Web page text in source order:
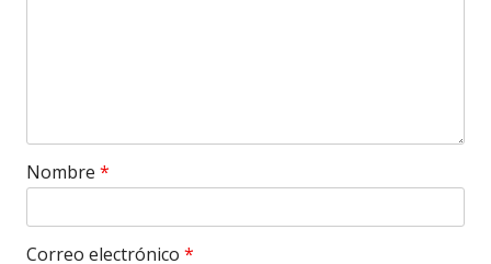
Nombre *
Correo electrónico *